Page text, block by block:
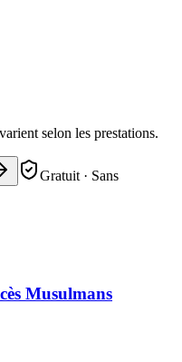
selon les prestations.
Gratuit · Sans
Musulmans